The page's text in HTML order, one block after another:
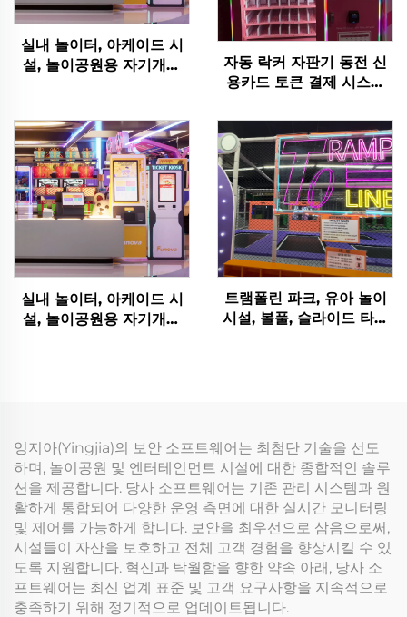
실내 놀이터, 아케이드 시
설, 놀이공원용 자기개발
자동 락커 자판기 동전 신
용카드 토큰 결제 시스템
실내 놀이터, 아케이드 시
설, 놀이공원용 자기개발
트램폴린 파크, 유아 놀이
시설, 볼풀, 슬라이드 타이
잉지아(Yingjia)의 보안 소프트웨어는 최첨단 기술을 선도
하며, 놀이공원 및 엔터테인먼트 시설에 대한 종합적인 솔루
션을 제공합니다. 당사 소프트웨어는 기존 관리 시스템과 원
활하게 통합되어 다양한 운영 측면에 대한 실시간 모니터링
및 제어를 가능하게 합니다. 보안을 최우선으로 삼음으로써,
시설들이 자산을 보호하고 전체 고객 경험을 향상시킬 수 있
도록 지원합니다. 혁신과 탁월함을 향한 약속 아래, 당사 소
프트웨어는 최신 업계 표준 및 고객 요구사항을 지속적으로
충족하기 위해 정기적으로 업데이트됩니다.